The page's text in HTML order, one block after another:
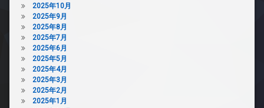
防
犯
カ
メ
ラ
駐
輪
場
ナ
ー
ズ
宅
配
ボ
ッ
ク
ス
2025年10月
2025年9月
2025年8月
2025年7月
2025年6月
2025年5月
2025年4月
2025年3月
2025年2月
2025年1月